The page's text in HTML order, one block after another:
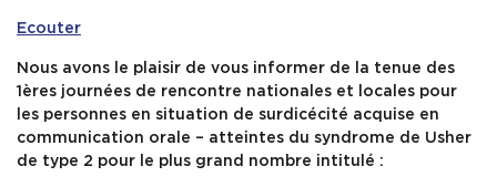
RESSOURCES
TÉMOIGNAGES
FORMATIONS
Ecouter
Nous avons le plaisir de vous informer de la tenue des
1ères journées de rencontre nationales et locales pour
les personnes en situation de surdicécité acquise en
communication orale – atteintes du syndrome de Usher
de type 2 pour le plus grand nombre intitulé :